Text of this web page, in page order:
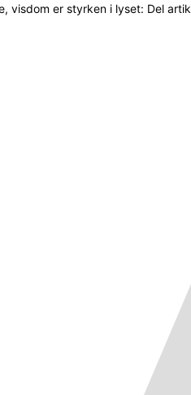
visdom er styrken i lyset: Del